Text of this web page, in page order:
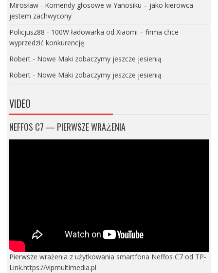
Mirosław- Komendy głosowe w Yanosiku – jako kierowca
jestem zachwycony
Policjusz88 - 100W ładowarka od Xiaomi – firma chce
wyprzedzić konkurencję
Robert- Nowe Maki zobaczymy jeszcze jesienią
Robert- Nowe Maki zobaczymy jeszcze jesienią
VIDEO
NEFFOS C7 — PIERWSZE WRAŻENIA
Pierwsze wrażenia z użytkowania smartfona Neffos C7 od TP-
Link.https://vipmultimedia.pl